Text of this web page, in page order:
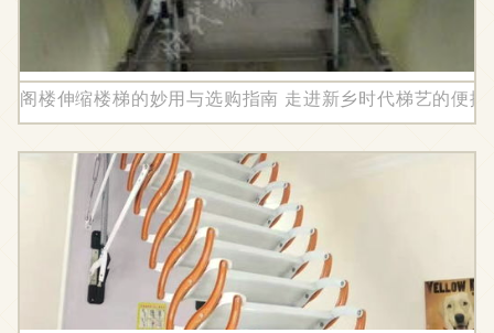
阁楼伸缩楼梯的妙用与选购指南 走进新乡时代梯艺的便捷